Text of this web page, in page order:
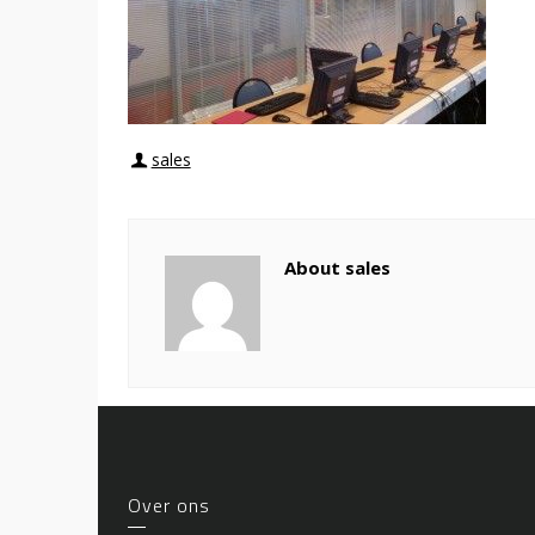
sales
About sales
Over ons